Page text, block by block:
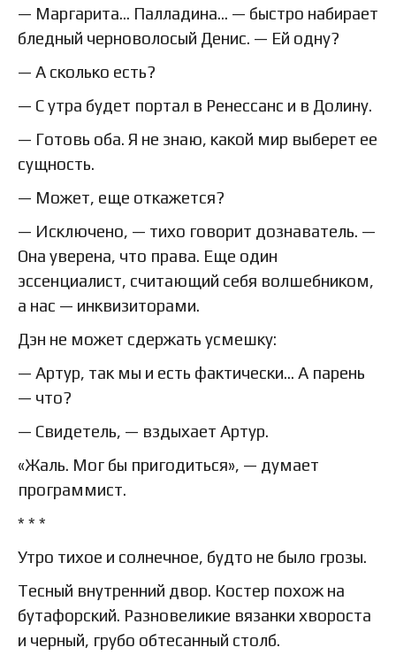
— Маргарита… Палладина… — быстро набирает
бледный черноволосый Денис. — Ей одну?
— А сколько есть?
— С утра будет портал в Ренессанс и в Долину.
— Готовь оба. Я не знаю, какой мир выберет ее
сущность.
— Может, еще откажется?
— Исключено, — тихо говорит дознаватель. —
Она уверена, что права. Еще один
эссенциалист, считающий себя волшебником,
а нас — инквизиторами.
Дэн не может сдержать усмешку:
— Артур, так мы и есть фактически… А парень
— что?
— Свидетель, — вздыхает Артур.
«Жаль. Мог бы пригодиться», — думает
программист.
* * *
Утро тихое и солнечное, будто не было грозы.
Тесный внутренний двор. Костер похож на
бутафорский. Разновеликие вязанки хвороста
и черный, грубо обтесанный столб.